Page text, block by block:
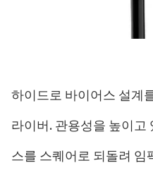
하이드로 바이어스 설계
라이버. 관용성을 높이고
스를 스퀘어로 되돌려 임